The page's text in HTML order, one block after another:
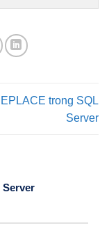
trong SQL
Server
Server